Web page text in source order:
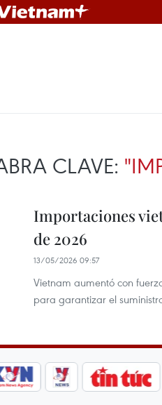
CLAVE:
Importaciones
de 2026
13/05/2026 09:57
Vietnam aumentó con
para garantizar el